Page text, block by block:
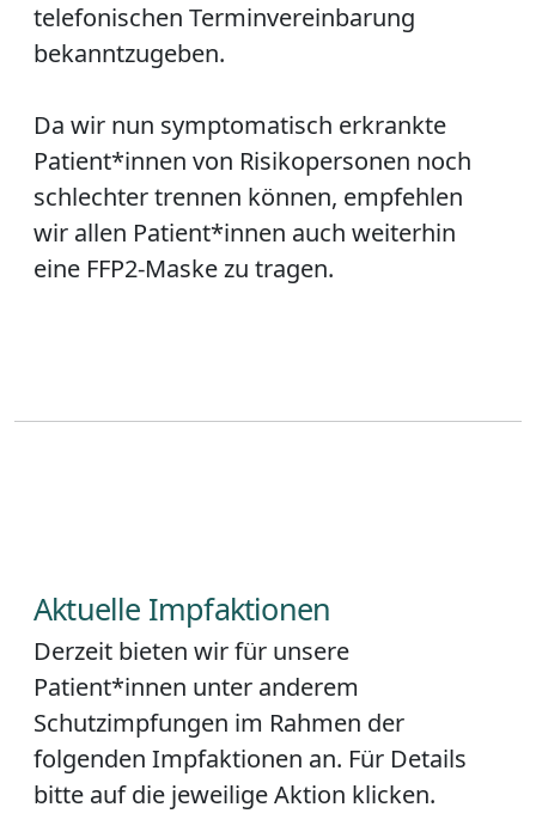
telefonischen Terminvereinbarung
bekanntzugeben.
Da wir nun symptomatisch erkrankte
Patient*innen von Risikopersonen noch
schlechter trennen können, empfehlen
wir allen Patient*innen auch weiterhin
eine FFP2-Maske zu tragen.
Aktuelle Impfaktionen
Derzeit bieten wir für unsere
Patient*innen unter anderem
Schutzimpfungen im Rahmen der
folgenden Impfaktionen an. Für Details
bitte auf die jeweilige Aktion klicken.